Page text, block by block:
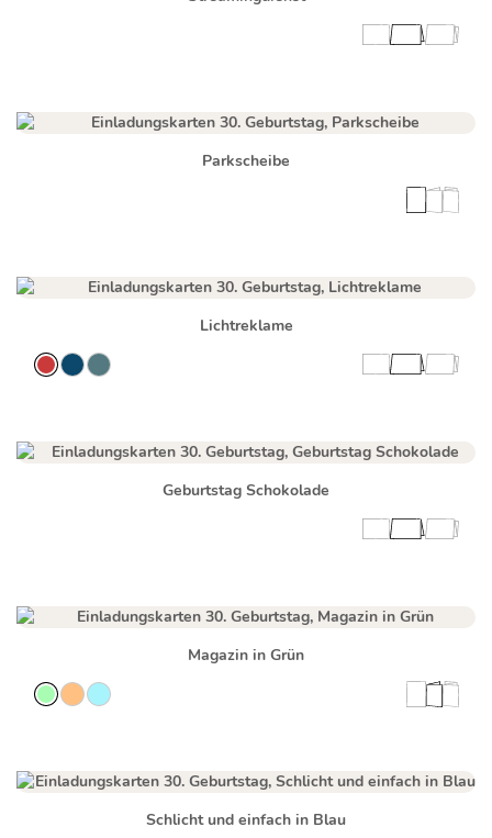
Parkscheibe
Lichtreklame
Geburtstag Schokolade
Magazin in Grün
Schlicht und einfach in Blau